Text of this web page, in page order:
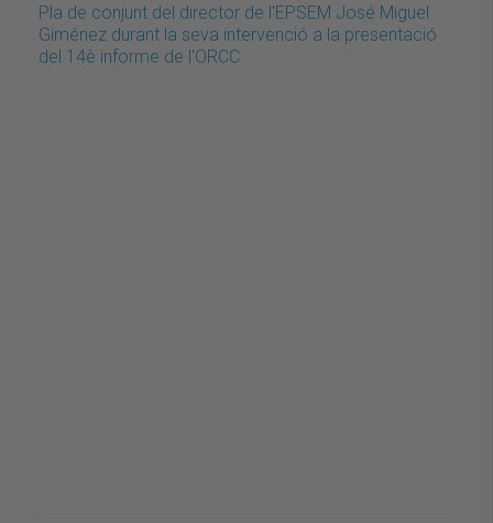
Pla de conjunt del director de l'EPSEM José Miguel
Giménez durant la seva intervenció a la presentació
del 14è informe de l'ORCC